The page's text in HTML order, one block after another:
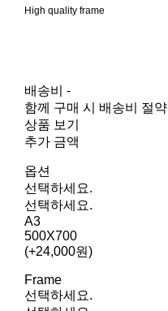
High quality frame
배송비 -
함께 구매 시 배송비 절약
상품 보기
추가 금액
옵션
선택하세요.
선택하세요.
A3
500X700
(+24,000원)
Frame
선택하세요.